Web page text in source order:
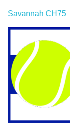
Savannah CH75